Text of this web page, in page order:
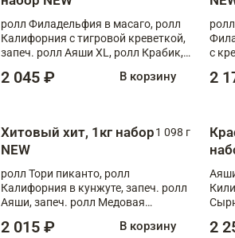
ролл Филадельфия в масаго, ролл
Калифорния с тигровой креветкой,
запеч. ролл Аяши XL, ролл Крабик,
2 045 ₽ В корзину
с
2
Хитовый хит, 1кг набор
NEW
1 098 г
ролл Тори пиканто, ролл
Калифорния в кунжуте, запеч. ролл
Аяши, запеч. ролл Медовая
чукой
2 015 ₽ В корзину 2